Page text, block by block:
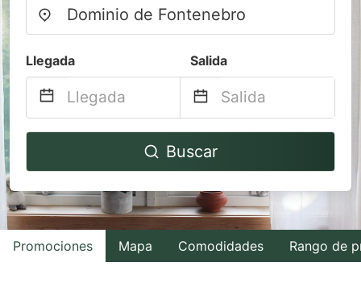
Llegada Salida
Navigate
to
interact
with
the
Navigate
to
interact
with
the
Buscar
Promociones Mapa Comodidades Rango de